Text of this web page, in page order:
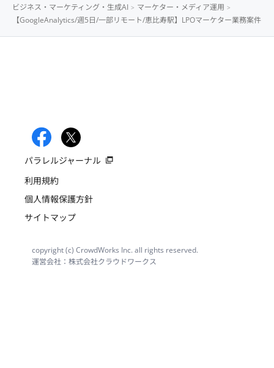
ビジネス・マーケティング・生成AI
マーケター・メディア運用
【GoogleAnalytics/週5日/一部リモート/恵比寿駅】LPOマーケター業務案件
パラレルジャーナル
利用規約
個人情報保護方針
サイトマップ
copyright (c) CrowdWorks Inc. all rights reserved.
運営会社：株式会社クラウドワークス